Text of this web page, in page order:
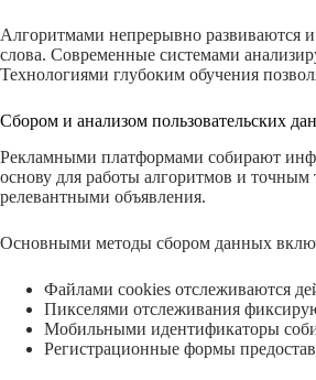
Алгоритмами непрерывно развиваются
слова. Современные системами
Технологиями глубоким обучения
Сбором и анализом пользовательских
Рекламными платформами собирают
основу для работы алгоритмов и
релевантными объявления.
Основными методы сбором данных
Файлами cookies отслеживаются
Пикселями отслеживания
Мобильными идентификаторы
Регистрационные формы